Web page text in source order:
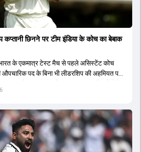
छिनने पर टीम इंडिया के कोच का बेबाक
के एकमात्र टेस्ट मैच से पहले असिस्टेंट कोच
पद के बिना भी लीडरशिप की अहमियत पर
का ध्यान खेल की स्थिति के आधार पर सही फैसले लेने